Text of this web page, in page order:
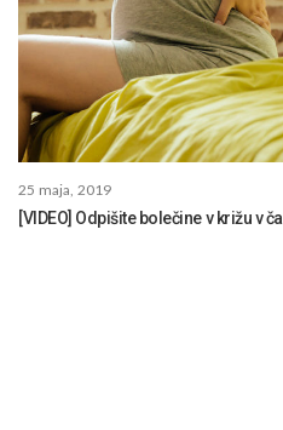
25 maja, 2019
[VIDEO] Odpišite bolečine v križu v